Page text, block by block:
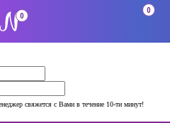
свяжется с Вами в течение 10-ти минут!
0
0